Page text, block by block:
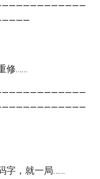
修……
字，就一局……